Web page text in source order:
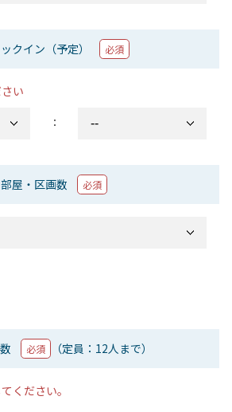
クイン（予定） 必須
い
：
部屋・区画数 必須
必須 （定員：12人まで）
ください。